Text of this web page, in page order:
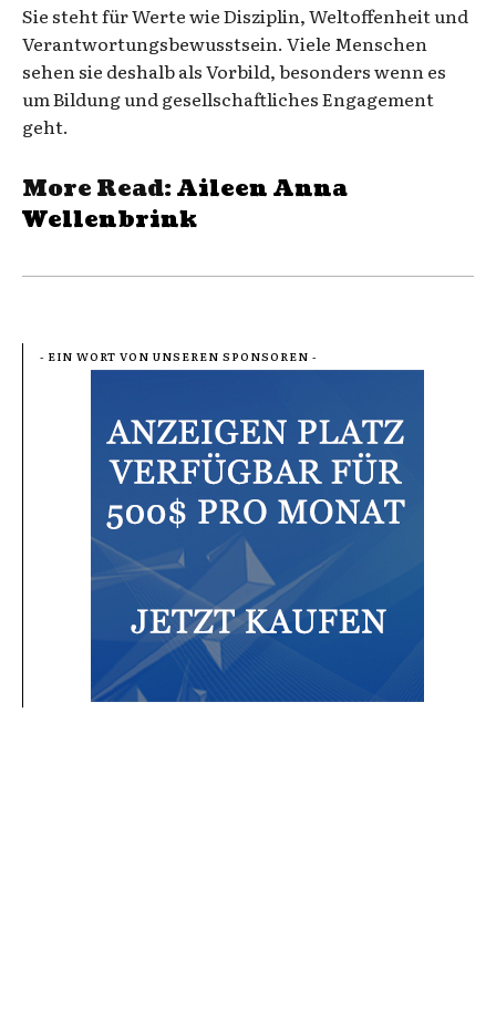
Sie steht für Werte wie Disziplin, Weltoffenheit und
Verantwortungsbewusstsein. Viele Menschen
sehen sie deshalb als Vorbild, besonders wenn es
um Bildung und gesellschaftliches Engagement
geht.
More Read:Aileen Anna
Wellenbrink
- EIN WORT VON UNSEREN SPONSOREN -